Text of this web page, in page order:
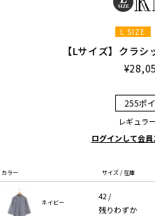
L SIZE
【Lサイズ】クラ
255ポ
レギュラ
ログインして会
カラー サイズ / 在庫
ネイビー
42 /
残りわずか